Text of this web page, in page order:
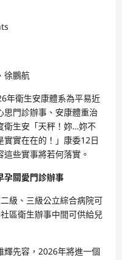
徐鵬航
年衛生安康體系為平易近
門診辦事、安康體重治
衛生安「天秤！妳…妳不
實在在的！」康委12日
些實事將若何落實。
孕關愛門診辦事
級、三級公立綜合病院可
區衛生辦事中間可供給兒
輝先容，2026年將進一個